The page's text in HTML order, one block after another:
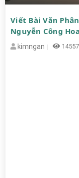
Viết Bài Văn
Nguyễn Công
kimngan